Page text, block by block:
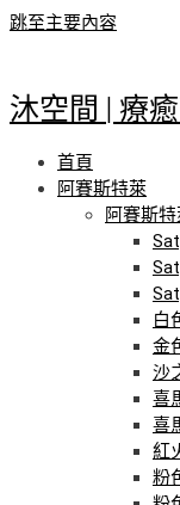
跳至主要內容
沐空間 | 療
首頁
阿賽斯特萊
阿賽斯
白
金
沙
喜
喜
紅
粉